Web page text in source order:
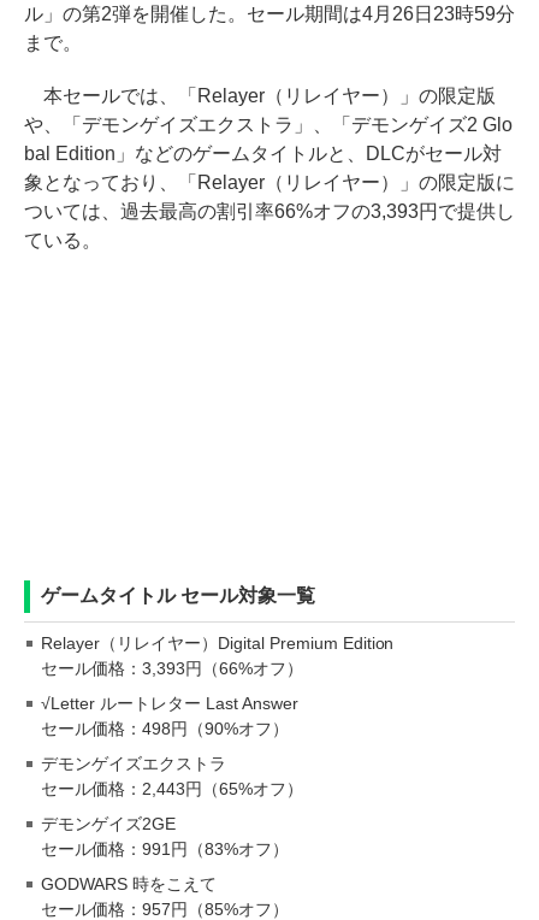
ル」の第2弾を開催した。セール期間は4月26日23時59分
まで。
本セールでは、「Relayer（リレイヤー）」の限定版
や、「デモンゲイズエクストラ」、「デモンゲイズ2 Glo
bal Edition」などのゲームタイトルと、DLCがセール対
象となっており、「Relayer（リレイヤー）」の限定版に
ついては、過去最高の割引率66%オフの3,393円で提供し
ている。
ゲームタイトル セール対象一覧
Relayer（リレイヤー）Digital Premium Edition
セール価格：3,393円（66%オフ）
√Letter ルートレター Last Answer
セール価格：498円（90%オフ）
デモンゲイズエクストラ
セール価格：2,443円（65%オフ）
デモンゲイズ2GE
セール価格：991円（83%オフ）
GODWARS 時をこえて
セール価格：957円（85%オフ）